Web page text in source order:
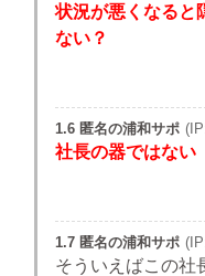
状況が悪くなると
ない？
1.6 匿名の浦和サポ
社長の器ではない
1.7 匿名の浦和サポ
そういえばこの社